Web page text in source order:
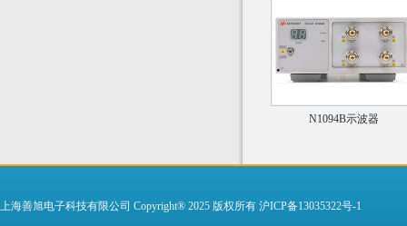
N1094B示波器
上海善旭电子科技有限公司 Copyright® 2025 版权所有 沪ICP备13035322号-1